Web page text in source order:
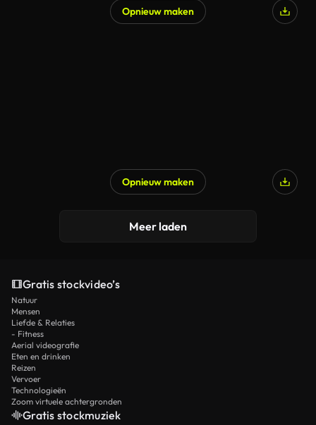
Opnieuw maken
Opnieuw maken
Meer laden
Gratis stockvideo’s
Natuur
Mensen
Liefde & Relaties
- Fitness
Aerial videografie
Eten en drinken
Reizen
Vervoer
Technologieën
Zoom virtuele achtergronden
Gratis stockmuziek